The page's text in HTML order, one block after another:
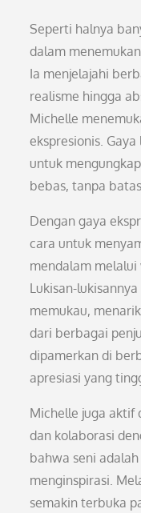
Seperti halnya
dalam
Ia menjelajahi
realisme hingga
Michelle
ekspresionis.
untuk
bebas, tanpa
Dengan gaya
cara untuk
mendalam melalui
Lukisan-
memukau,
dari berbagai
dipamerkan di
apresiasi yang
Michelle juga aktif
dan kolaborasi
bahwa seni
menginspirasi.
semakin terbuka